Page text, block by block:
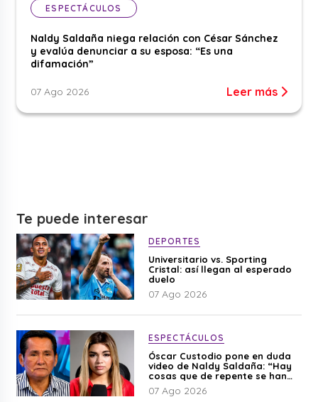
ESPECTÁCULOS
Naldy Saldaña niega relación con César Sánchez
y evalúa denunciar a su esposa: “Es una
difamación”
07 Ago 2026 Leer más
Te puede interesar
DEPORTES
Universitario vs. Sporting
Cristal: así llegan al esperado
duelo
07 Ago 2026
ESPECTÁCULOS
Óscar Custodio pone en duda
video de Naldy Saldaña: “Hay
cosas que de repente se han
editado”
07 Ago 2026